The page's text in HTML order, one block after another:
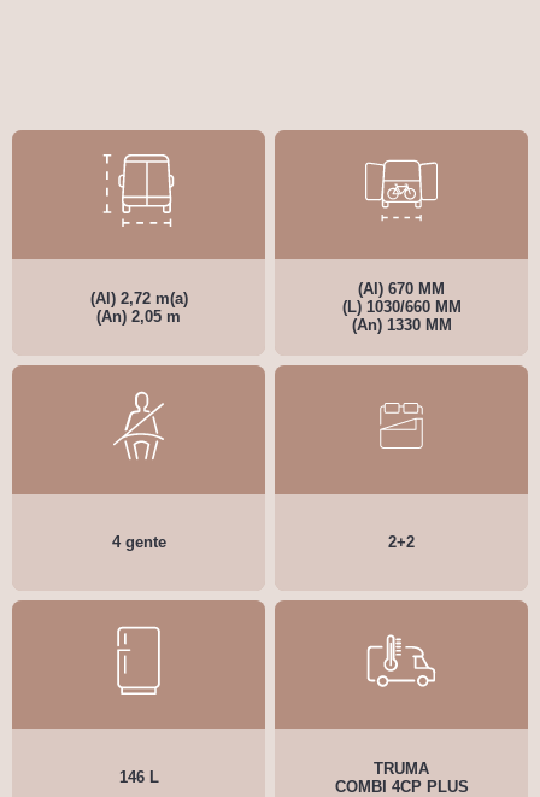
(Al) 2,72 m(a)
(An) 2,05 m
(Al) 670 MM
(L) 1030/660 MM
(An) 1330 MM
4 gente 2+2
146 L
TRUMA
COMBI 4CP PLUS